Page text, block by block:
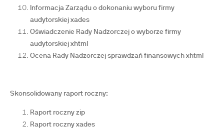
Informacja Zarządu o dokonaniu wyboru firmy
audytorskiej xades
Oświadczenie Rady Nadzorczej o wyborze firmy
audytorskiej xhtml
Ocena Rady Nadzorczej sprawdzań finansowych xhtml
Skonsolidowany raport roczny:
Raport roczny zip
Raport roczny xades